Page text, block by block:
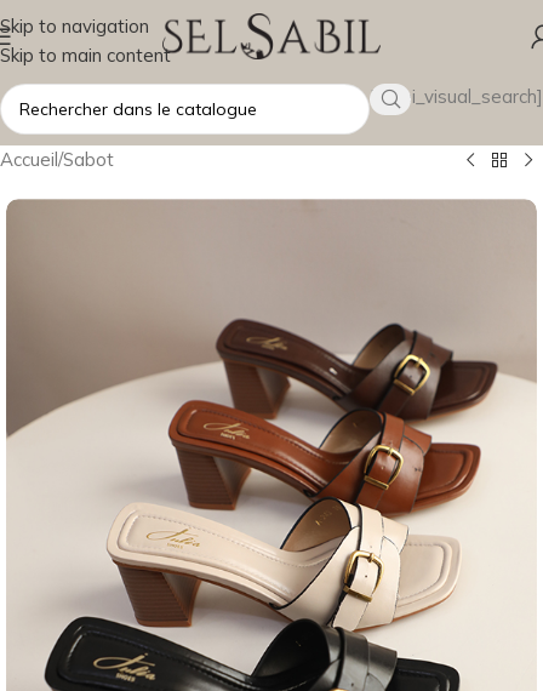
Skip to navigation
Skip to main content
[wsbi_visual_search]
Accueil/Sabot